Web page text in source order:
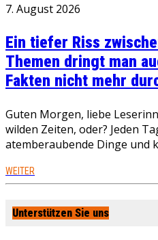
7. August 2026
Ein tiefer Riss
Themen dringt man
Fakten nicht mehr
Guten Morgen, liebe
wilden Zeiten, oder? Jeden
atemberaubende Dinge und
WEITER
Unterstützen Sie uns